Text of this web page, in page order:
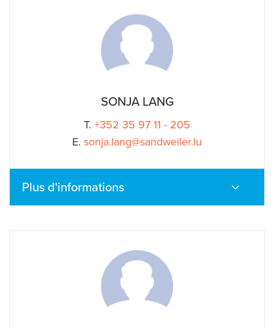
SONJA LANG
T. +352 35 97 11 - 205
E. sonja.lang@sandweiler.lu
Plus d'informations